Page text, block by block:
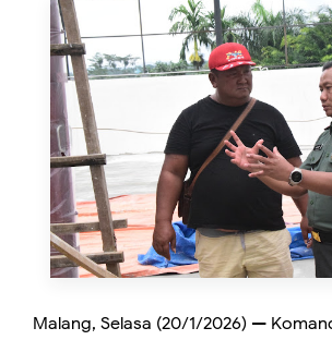
Malang, Selasa (20/1/2026) —